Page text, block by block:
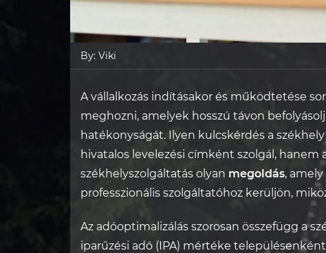
By: Viki
A vállalkozás indításakor és működtetése
meghozni, amelyek hosszú távon
hatékonyságát. Ilyen kulcskérdés a
hivatalos levelezési címként szolgál,
székhelyszolgáltatás olyan megoldás,
professzionális szolgáltatóhoz kerüljön,
Az adóoptimalizálás szorosan összefügg a
iparűzési adó (IPA) mértéke